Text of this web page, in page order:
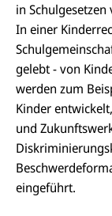
in
In einer
gelebt - von
werden zum
Kinder
und
eingeführt.